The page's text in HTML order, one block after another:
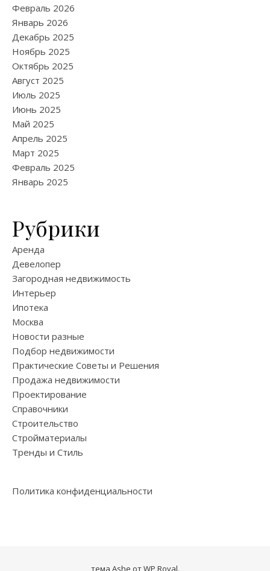
Февраль 2026
Январь 2026
Декабрь 2025
Ноябрь 2025
Октябрь 2025
Август 2025
Июль 2025
Июнь 2025
Май 2025
Апрель 2025
Март 2025
Февраль 2025
Январь 2025
Рубрики
Аренда
Девелопер
Загородная недвижимость
Интерьер
Ипотека
Москва
Новости разные
Подбор недвижимости
Практические Советы и Решения
Продажа недвижимости
Проектирование
Справочники
Строительство
Стройматериалы
Тренды и Стиль
Политика конфиденциальности
тема Ashe отWP Royal.